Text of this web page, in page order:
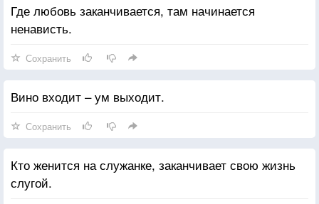
Где любовь заканчивается, там начинается
ненависть.
Сохранить
Вино входит – ум выходит.
Сохранить
Кто женится на служанке, заканчивает свою жизнь
слугой.